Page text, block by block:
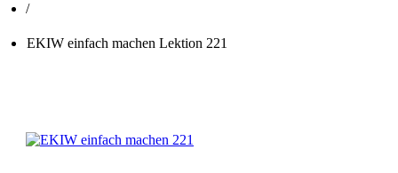
/
EKIW einfach machen Lektion 221